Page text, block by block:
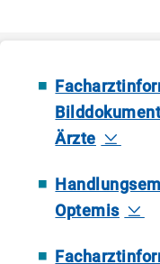
Ärzte
Optemis